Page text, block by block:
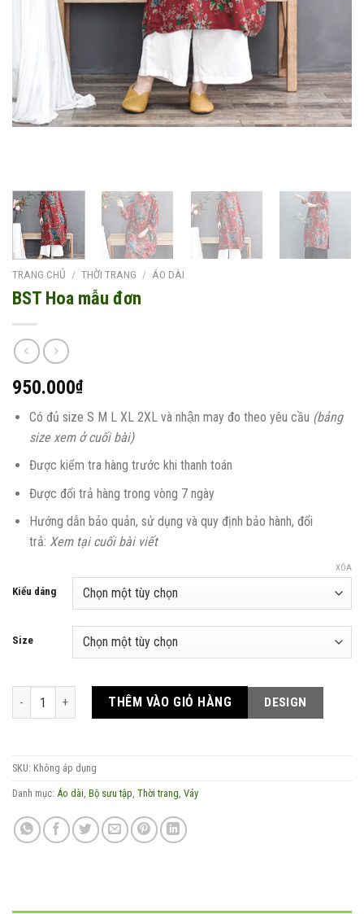
TRANG CHỦ / THỜI TRANG / ÁO DÀI
BST Hoa mẫu đơn
950.000₫
Có đủ size S M L XL 2XL và nhận may đo theo yêu cầu (bảng
size xem ở cuối bài)
Được kiểm tra hàng trước khi thanh toán
Được đổi trả hàng trong vòng 7 ngày
Hướng dẫn bảo quản, sử dụng và quy định bảo hành, đổi
trả: Xem tại cuối bài viết
Kiểu dáng
Size
XÓA
BST Hoa mẫu đơn số lượngTHÊM VÀO GIỎ HÀNG DESIGN
SKU: Không áp dụng
Danh mục: Áo dài, Bộ sưu tập, Thời trang, Váy